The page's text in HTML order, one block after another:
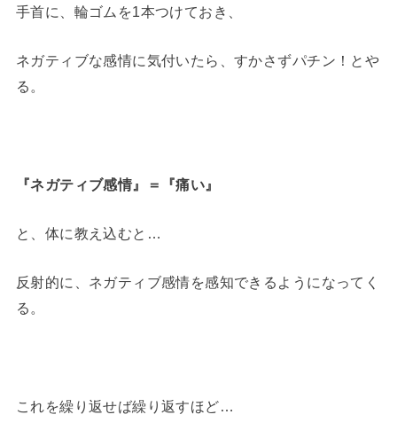
手首に、輪ゴムを1本つけておき、
ネガティブな感情に気付いたら、すかさずパチン！とや
る。
『ネガティブ感情』＝『痛い』
と、体に教え込むと…
反射的に、ネガティブ感情を感知できるようになってく
る。
これを繰り返せば繰り返すほど…